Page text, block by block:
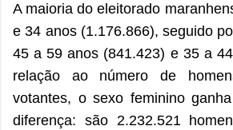
A maioria do eleitorado
e 34 anos (1.176.866), seguido
45 a 59 anos (841.423) e 35 a
relação ao número de
votantes, o sexo feminino
diferença: são 2.232.521